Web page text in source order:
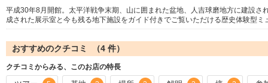
平成30年8月開館。太平洋戦争末期、山に囲まれた盆地、人吉球磨地方に建設
成された展示室と今も残る地下施設をガイド付きでご覧いただける歴史体験型ミ
おすすめのクチコミ （4 件）
クチコミからみる、このお店の特長